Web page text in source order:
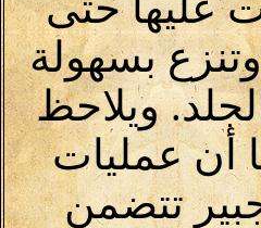
بسهولة
ويلاحظ
أن عمليات
تتضمن